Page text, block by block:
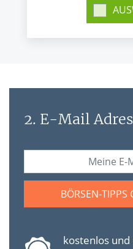
2. E-Mail
BÖRSEN-TIPPS
kostenlos